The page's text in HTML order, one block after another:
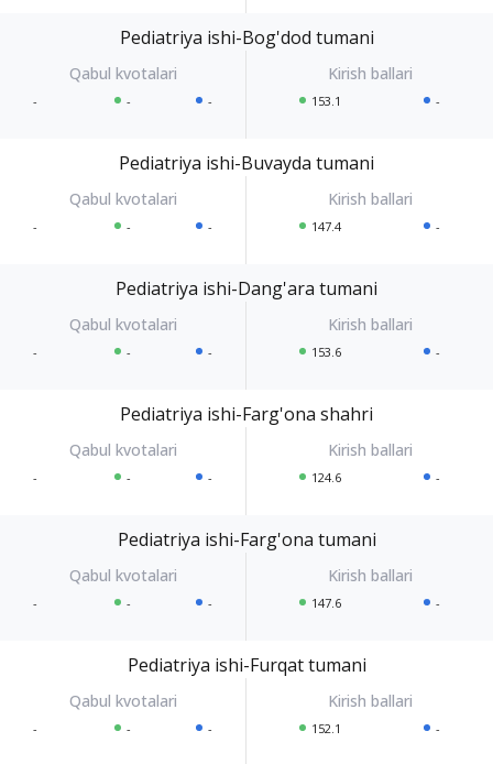
Pediatriya ishi-Bog'dod tumani
- - - 153.1 -
Pediatriya ishi-Buvayda tumani
- - - 147.4 -
Pediatriya ishi-Dang'ara tumani
- - - 153.6 -
Pediatriya ishi-Farg'ona shahri
- - - 124.6 -
Pediatriya ishi-Farg'ona tumani
- - - 147.6 -
Pediatriya ishi-Furqat tumani
- - - 152.1 -